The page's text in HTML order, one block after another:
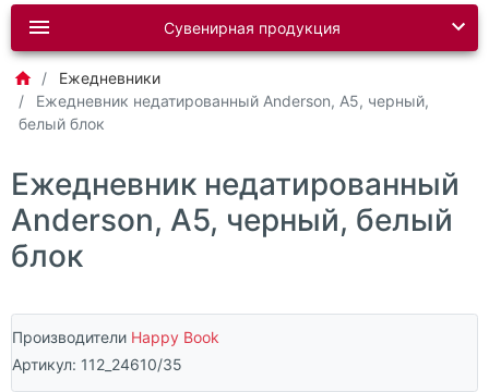
Сувенирная продукция
Ежедневники
Ежедневник недатированный Anderson, А5, черный,
белый блок
Ежедневник недатированный
Anderson, А5, черный, белый
блок
Производители Happy Book
Артикул: 112_24610/35